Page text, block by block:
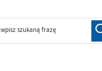
wpisz szukaną frazę